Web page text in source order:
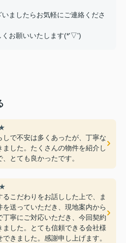
ましたらお気軽にご連絡くださ
くお願いいたします(*'▽')
しで不安は多くあったが、丁寧な
ました。たくさんの物件を紹介し
とても良かったです。
こだわりをお話しした上で、ま
を送っていただき、現地案内から
丁寧にご対応いただき、今回契約
ました。とても信頼できる会社様
きました。感謝申し上げます。